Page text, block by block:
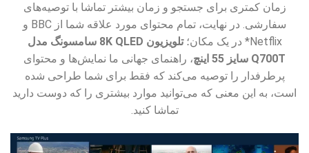
زمان کمتری برای جستجو و زمان بیشتر تماشا با توصیه‌های
سفارشی. در نهایت، تمام محتوای مورد علاقه شما از BBC و
Netflix* در یک مکان؛
تلویزیون 8K QLED سامسونگ مدل
Q700T سایز 55 اینچ
، راهنمای جهانی ما نمایش‌ها و محتوای
پرطرفدار را توصیه می‌کند که فقط برای شما طراحی شده
است، به این معنی که می‌توانید موارد بیشتری را که دوست دارید
تماشا کنید.